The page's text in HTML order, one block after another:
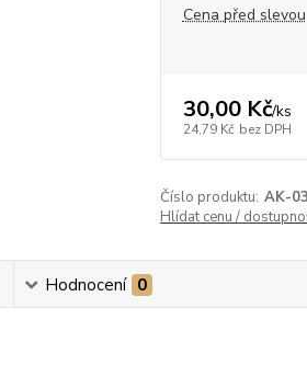
Cena před slevou
30,00 Kč/ks
24,79 Kč bez DPH
Číslo produktu: AK-
Hlídat cenu /
Hodnocení 0